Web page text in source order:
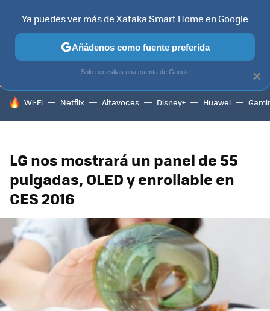
TELEVISORES CONTENIDOS SMART TV SELECCIÓN
HOY SE HABLA DE
Wi-Fi Netflix Altavoces Disney+ Huawei
LG nos mostrará un panel de 55
pulgadas, OLED y enrollable en
CES 2016
×
Ya puedes ver más de Xataka Smart Home en Google
Añádenos como fuente preferida
Solo necesitas una cuenta de Google